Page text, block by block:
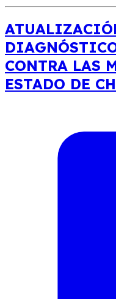
CONTRA LAS
ESTADO DE